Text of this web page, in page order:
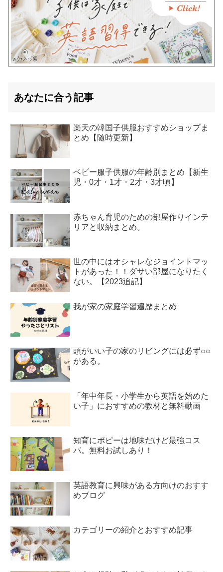
あなたに合う記事
楽天の韓国子供服おすすめショップま
とめ【随時更新】
ベビー服子供服の年齢別まとめ【新生
児・0才・1才・2才・3才頃】
赤ちゃん育児のための部屋作りインテ
リアと収納まとめ。
世の中にはオシャレなジョイントマッ
トがあった！！ダサい部屋になりたく
ない。【2023追記】
我が家の家庭学習遍歴まとめ
頭がいい子の家のリビングには必ず○○
がある。
「年中年長・小学生から英語を始めた
い子」におすすめの教材と無料動画
知育にポピーは地味だけど最強コス
パ。無料お試しあり！
英語教育に興味がある方向けのおすす
めブログ
カテゴリーの紹介とおすすめ記事